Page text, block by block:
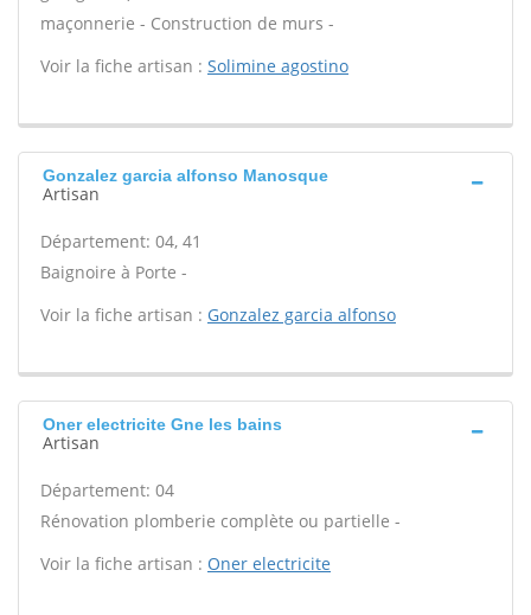
maçonnerie - Construction de murs -
Voir la fiche artisan : Solimine agostino
Gonzalez garcia alfonso Manosque
Artisan
Département: 04, 41
Baignoire à Porte -
Voir la fiche artisan : Gonzalez garcia alfonso
Oner electricite Gne les bains
Artisan
Département: 04
Rénovation plomberie complète ou partielle -
Voir la fiche artisan : Oner electricite